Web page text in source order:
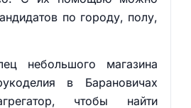
по городу, полу,
небольшого магазина
в Барановичах
чтобы найти